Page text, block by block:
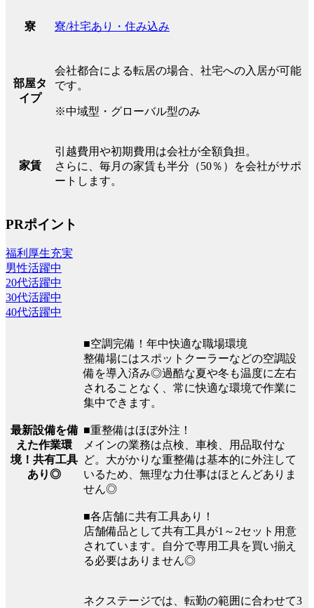
寮 寮/社宅あり・住み込み
部屋タ
イプ
会社都合による転居の場合、社宅への入居が可能
です。
※中域型・グローバル型のみ
家賃
引越費用や初期費用は会社が全額負担。
さらに、毎月の家賃も半分（50％）を会社がサポ
ートします。
PRポイント
福利厚生充実
男性活躍中
20代活躍中
30代活躍中
40代活躍中
最新設備を備
えた作業環
境！共有工具
あり◎
■空調完備！年中快適な職場環境
整備場にはスポットクーラーなどの空調設
備を導入済み◎過酷な夏や冬も温度に左右
されることなく、常に快適な環境で作業に
集中できます。
■重整備はほぼ外注！
メインの業務は点検、車検、用品取付な
ど。大がかりな重整備は基本的に外注して
いるため、無理な力仕事はほとんどありま
せん◎
■各店舗に共有工具あり！
店舗備品として共有工具が1～2セット用意
されています。自分で専用工具を買い揃え
る必要はありません◎
ネクステージでは、転勤の範囲に合わせて3